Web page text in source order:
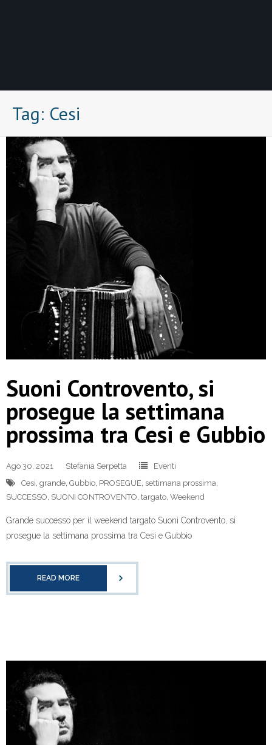
Tag: Cesi
Suoni Controvento, si
prosegue la settimana
prossima tra Cesi e Gubbio
Ago 30, 2021 Stefania Serpetta
Eventi
Cesi, grande, Gubbio, PROSEGUE, settimana prossima,
SUCCESSO, SUONI CONTROVENTO, targato, Weekend
Grande successo per il weekend targato Suoni Controvento, si
prosegue la settimana prossima tra Cesi e Gubbio
READ MORE